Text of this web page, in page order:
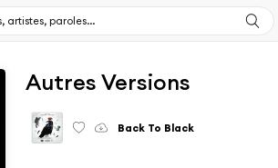
Autres Versions
Back To Black